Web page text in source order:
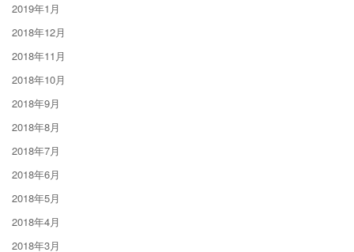
2019年1月
2018年12月
2018年11月
2018年10月
2018年9月
2018年8月
2018年7月
2018年6月
2018年5月
2018年4月
2018年3月